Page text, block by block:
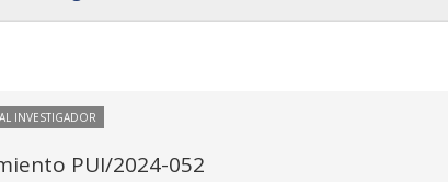
INVESTIGADOR
PUI/2024-052